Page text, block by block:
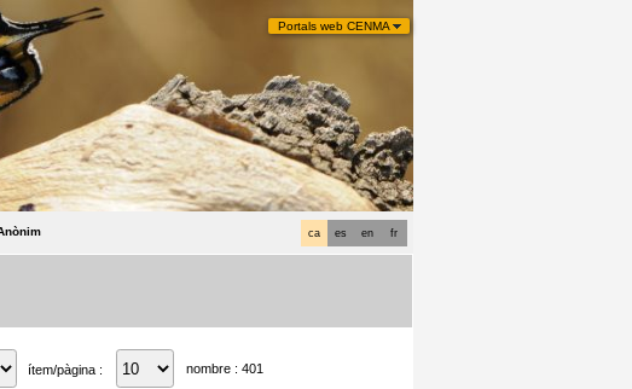
Portals web CENMA
fr
en
es
ca
ítem/pàgina : nombre : 401